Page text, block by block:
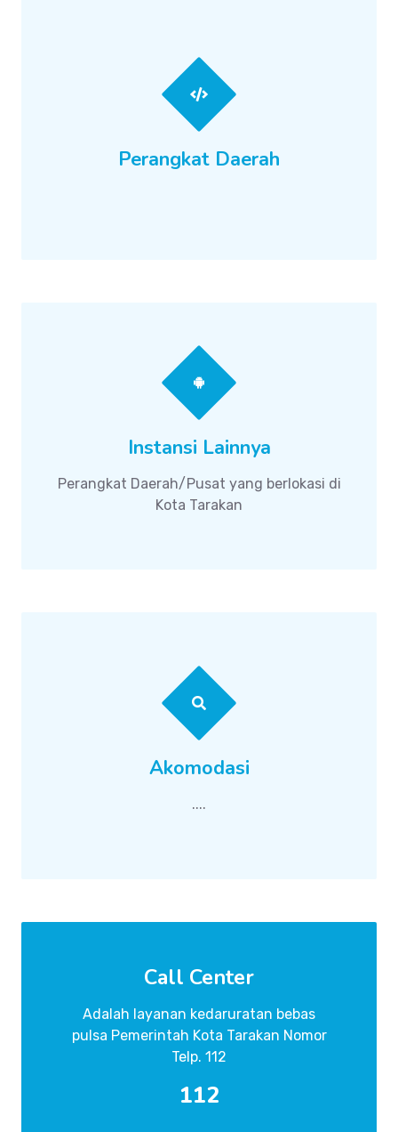
Perangkat Daerah
Instansi Lainnya
Perangkat Daerah/Pusat yang berlokasi di
Kota Tarakan
Akomodasi
....
Call Center
Adalah layanan kedaruratan bebas
pulsa Pemerintah Kota Tarakan Nomor
Telp. 112
112